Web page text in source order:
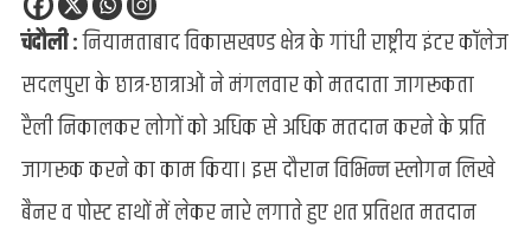
छात्र-
मतदाता
जागरूकता
निकालकर
लोगों
को
चंदौली :नियामताबाद विकासखण्ड क्षेत्र के गांधी राष्ट्रीय इंटर कॉलेज
सदलपुरा के छात्र-छात्राओं ने मंगलवार को मतदाता जागरूकता
रैली निकालकर लोगों को अधिक से अधिक मतदान करने के प्रति
जागरूक करने का काम किया। इस दौरान विभिन्न स्लोगन लिखे
बैनर व पोस्ट हाथों में लेकर नारे लगाते हुए शत प्रतिशत मतदान